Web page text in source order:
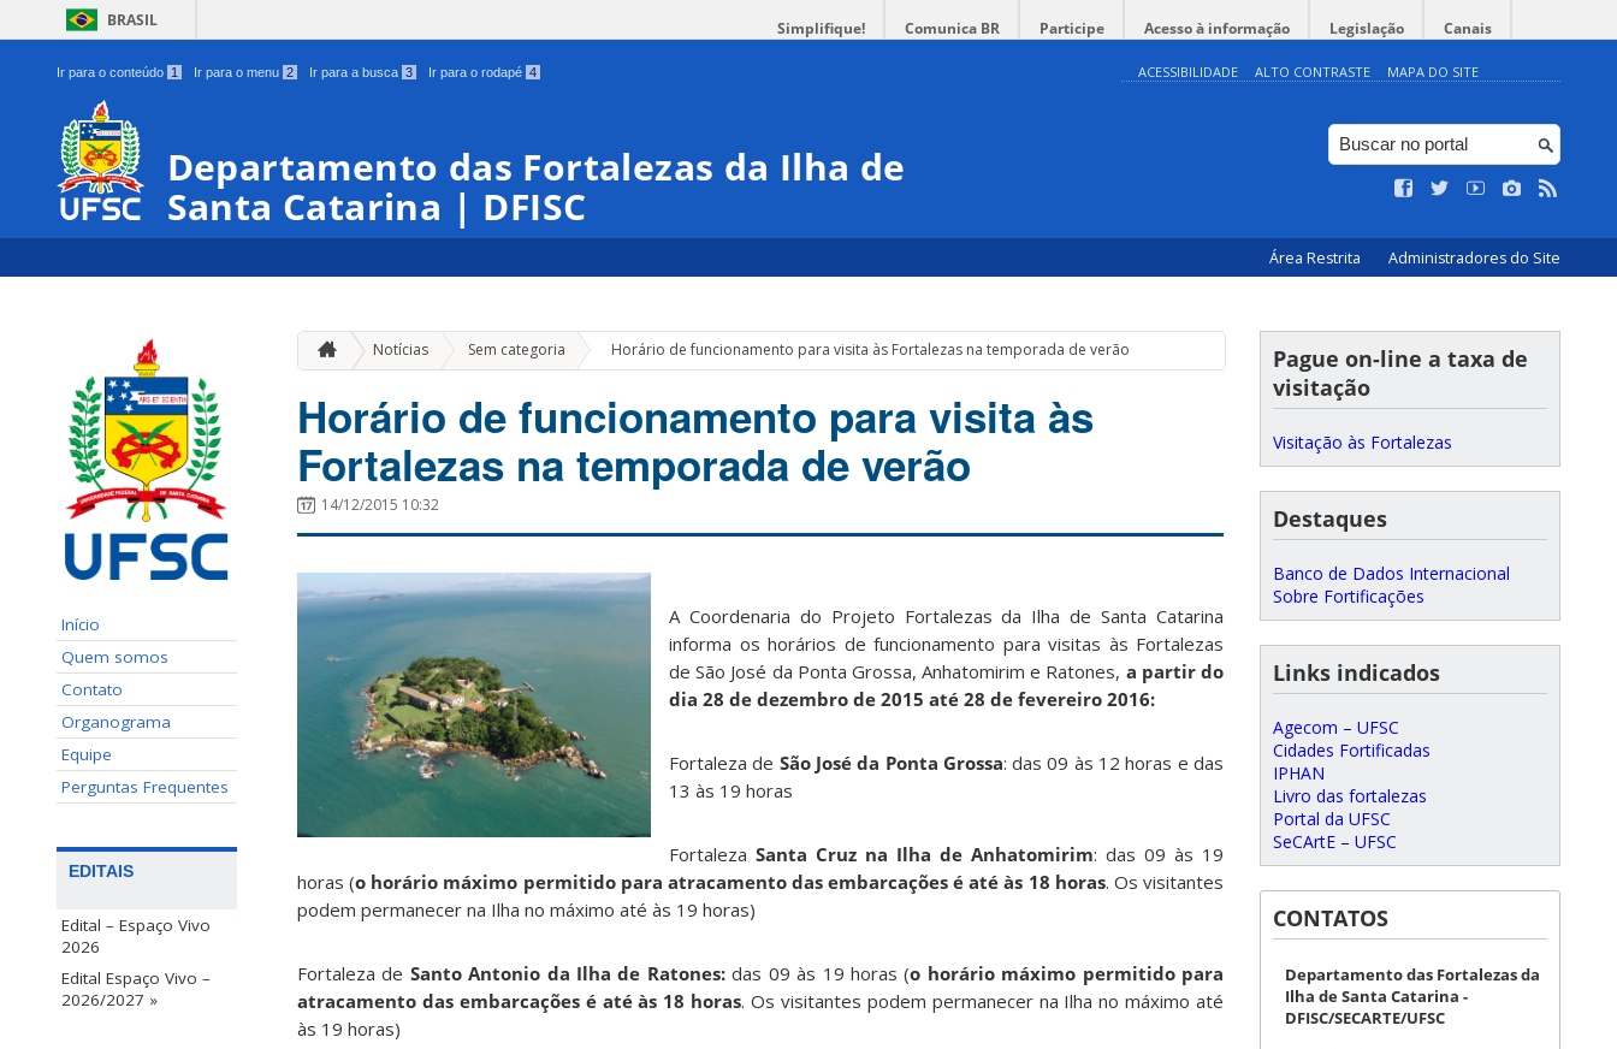
BRASIL Simplifique! Comunica BR Participe Acesso à informação Legislação Canais
Ir para o conteúdo 1 Ir para o menu 2 Ir para a busca 3 Ir para o rodapé 4 ACESSIBILIDADE ALTO CONTRASTE MAPA DO SITE
Departamento das Fortalezas da Ilha de
Santa Catarina | DFISC
Área Restrita Administradores do Site
Início
Quem somos
Contato
Organograma
Equipe
Perguntas Frequentes
EDITAIS
Edital – Espaço Vivo
2026
Edital Espaço Vivo –
2026/2027 »
Notícias Sem categoria » Horário de funcionamento para visita às Fortalezas na temporada de verão
Horário de funcionamento para visita às
Fortalezas na temporada de verão
14/12/2015 10:32
A Coordenaria do Projeto Fortalezas da Ilha de Santa Catarina
informa os horários de funcionamento para visitas às Fortalezas
de São José da Ponta Grossa, Anhatomirim e Ratones, a partir do
dia 28 de dezembro de 2015 até 28 de fevereiro 2016:
Fortaleza de São José da Ponta Grossa: das 09 às 12 horas e das
13 às 19 horas
Fortaleza Santa Cruz na Ilha de Anhatomirim: das 09 às 19
horas (o horário máximo permitido para atracamento das embarcações é até às 18 horas. Os visitantes
podem permanecer na Ilha no máximo até às 19 horas)
Fortaleza de Santo Antonio da Ilha de Ratones:das 09 às 19 horas (o horário máximo permitido para
atracamento das embarcações é até às 18 horas. Os visitantes podem permanecer na Ilha no máximo até
às 19 horas)
Pague on-line a taxa de
visitação
Visitação às Fortalezas
Destaques
Banco de Dados Internacional
Sobre Fortificações
Links indicados
Agecom – UFSC
Cidades Fortificadas
IPHAN
Livro das fortalezas
Portal da UFSC
SeCArtE – UFSC
CONTATOS
Departamento das Fortalezas da
Ilha de Santa Catarina -
DFISC/SECARTE/UFSC